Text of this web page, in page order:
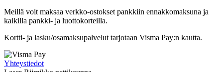
Meillä voit maksaa verkko-ostokset pankkiin ennakkomaksuna ja
kaikilla pankki- ja luottokorteilla.
Kortti- ja lasku/osamaksupalvelut tarjotaan Visma Pay:n kautta.
Yhteystiedot